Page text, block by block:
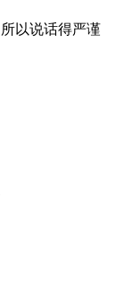
所以说话得严谨